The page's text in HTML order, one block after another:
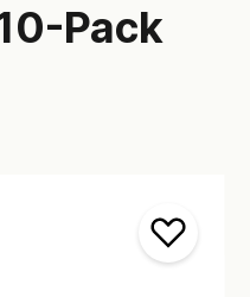
Pack